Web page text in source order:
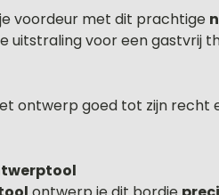
voordeur met dit prachtige
voor een gastvrij
ontwerp goed tot zijn recht